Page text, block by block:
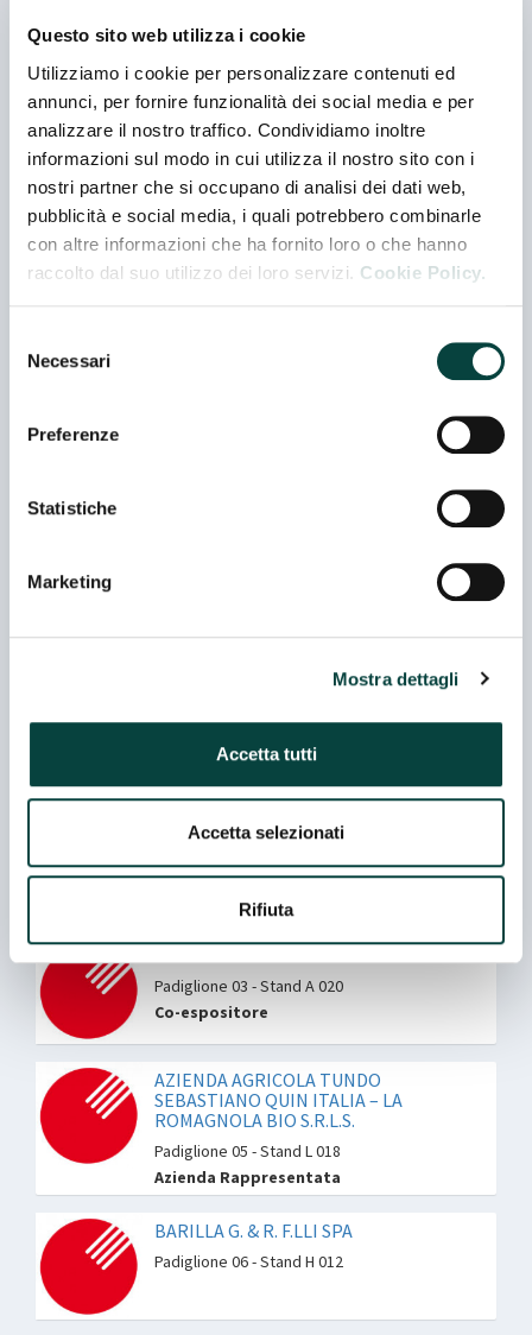
Questo sito web utilizza i cookie
Utilizziamo i cookie per personalizzare contenuti ed
annunci, per fornire funzionalità dei social media e per
analizzare il nostro traffico. Condividiamo inoltre
informazioni sul modo in cui utilizza il nostro sito con i
nostri partner che si occupano di analisi dei dati web,
pubblicità e social media, i quali potrebbero combinarle
con altre informazioni che ha fornito loro o che hanno
raccolto dal suo utilizzo dei loro servizi. Cookie Policy.
delNecessari
Preferenze
Statistiche
Marketing
Mostra dettagli
Accetta tutti
Accetta selezionati
Rifiuta
ANTARES SOC. COOP. ARL
Padiglione 06 - Stand B 033
ANTICO PASTIFICIO TEALDI SRL
Padiglione 05 - Stand D 030
Co-espositore
Azienda Rappresentata
AZIENDA AGRICOLA CACCESE ANTONIO
Padiglione 03 - Stand C 060
Padiglione 03 - Stand A 020
Co-espositore
AZIENDA AGRICOLA TUNDO
SEBASTIANO QUIN ITALIA – LA
ROMAGNOLA BIO S.R.L.S.
Padiglione 05 - Stand L 018
Azienda Rappresentata
BARILLA G. & R. F.LLI SPA
Padiglione 06 - Stand H 012